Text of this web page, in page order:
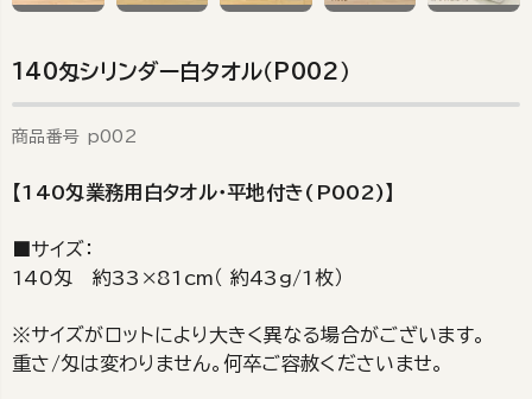
140匁シリンダー白タオル（P002）
商品番号 p002
【140匁業務用白タオル・平地付き(P002)】
■サイズ：
140匁 約33×81cm（ 約43g/1枚）
※サイズがロットにより大きく異なる場合がございます。
重さ/匁は変わりません。何卒ご容赦くださいませ。